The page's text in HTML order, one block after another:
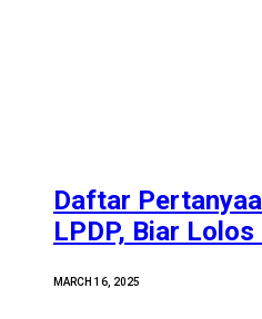
Daftar
LPDP, Biar
MARCH 16, 2025